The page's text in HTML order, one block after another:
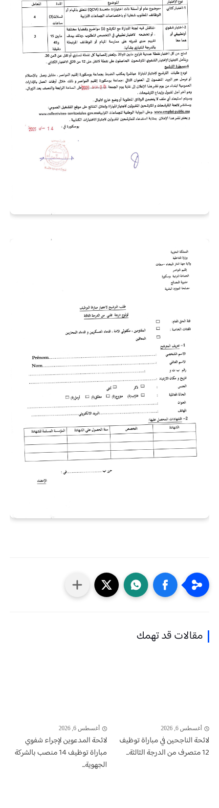
مقالات قد تهمك
أغسطس 6, 2026
لائحة الناجحين في مباراة توظيف
12 متصرف من الدرجة الثالثة...
أغسطس 6, 2026
لائحة المدعوين لإجراء شفوي
مباراة توظيف 14 منصب بالشركة
الجهوية...